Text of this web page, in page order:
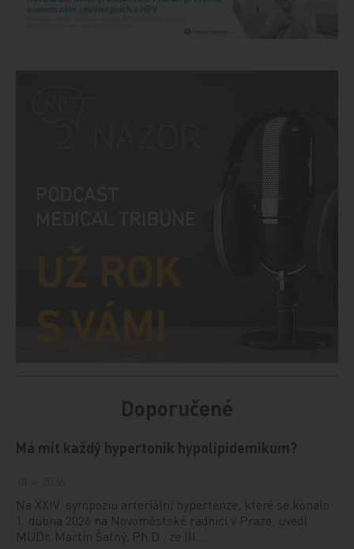
Doporučené
Má mít každý hypertonik hypolipidemikum?
Na XXIV. sympoziu arteriální hypertenze, které se konalo
1. dubna 2026 na Novoměstské radnici v Praze, uvedl
MUDr. Martin Šatný, Ph.D., ze III.…